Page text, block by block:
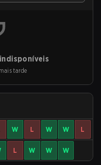
tarde
W L W W L
L W W W